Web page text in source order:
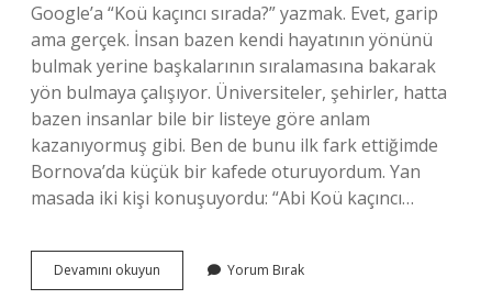
Google’a “Koü kaçıncı sırada?” yazmak. Evet, garip
ama gerçek. İnsan bazen kendi hayatının yönünü
bulmak yerine başkalarının sıralamasına bakarak
yön bulmaya çalışıyor. Üniversiteler, şehirler, hatta
bazen insanlar bile bir listeye göre anlam
kazanıyormuş gibi. Ben de bunu ilk fark ettiğimde
Bornova’da küçük bir kafede oturuyordum. Yan
masada iki kişi konuşuyordu: “Abi Koü kaçıncı…
Devamını okuyun
kaçıncı
Yorum Bırak